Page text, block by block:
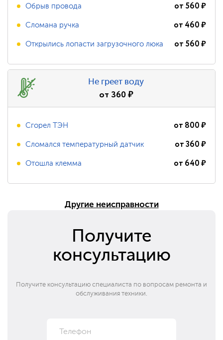
Обрыв провода от 560₽
Сломана ручка от 460₽
Открылись лопасти загрузочного люка от 560₽
Не греет воду
от 360₽
Сгорел ТЭН от 800₽
Сломался температурный датчик от360₽
Отошла клемма от 640₽
Другие неисправности
Получите
консультацию
Получите консультацию специалиста по вопросам ремонта и
обслуживания техники.